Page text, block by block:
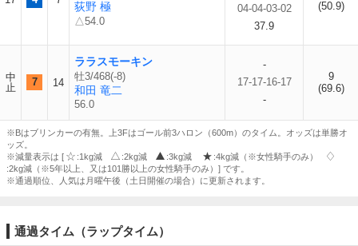
荻野 極
△54.0
04-04-03-02
37.9
(50.9)
中
止
7 14
ララスモーキン
牡3/468(-8)
和田 竜二
56.0
-
17-17-16-17
-
9
(69.6)
※Bはブリンカーの有無。上3Fはゴール前3ハロン（600m）のタイム。オッズは単勝オ
ッズ。
※減量表示は [
:1kg減 :2kg減 :3kg減
:4kg減（※女性騎手のみ）
:2kg減（※5年以上、又は101勝以上の女性騎手のみ）] です。
※通過順位、人気は月曜午後（土日開催の場合）に更新されます。
通過タイム（ラップタイム）